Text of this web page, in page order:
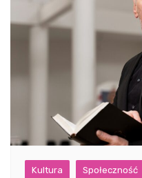
Kultura Społeczność